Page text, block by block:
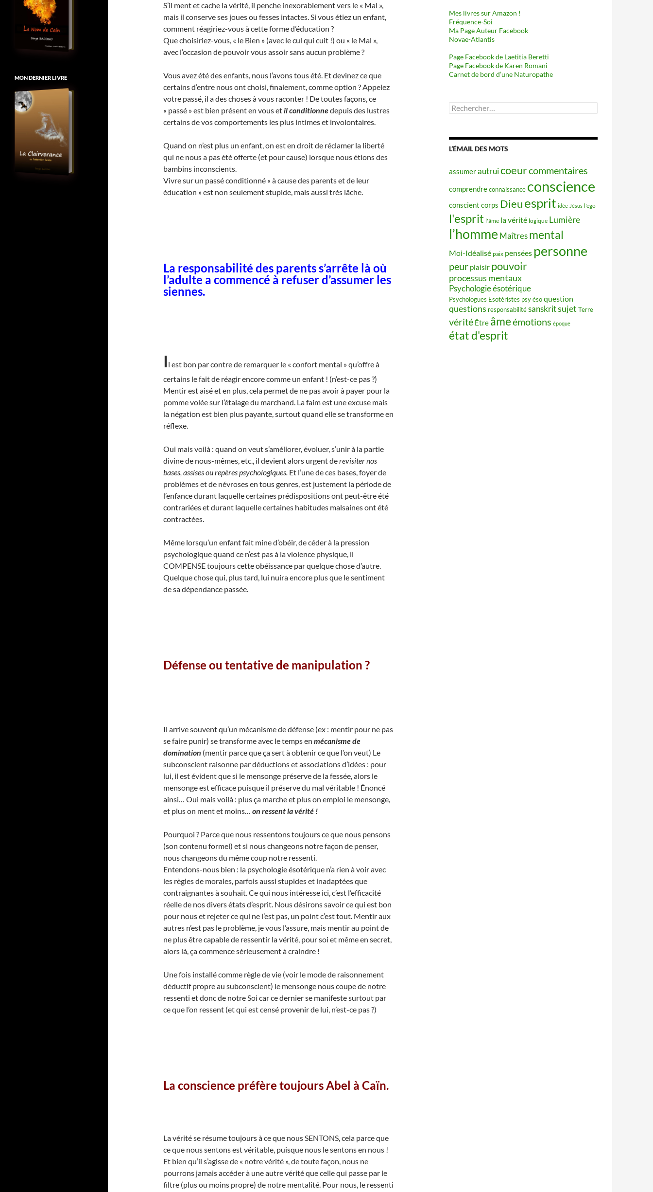
S’il ment et cache la vérité, il penche inexorablement vers le « Mal »,
mais il conserve ses joues ou fesses intactes. Si vous étiez un enfant,
comment réagiriez-vous à cette forme d’éducation ?
Que choisiriez-vous, « le Bien » (avec le cul qui cuit !) ou « le Mal »,
avec l’occasion de pouvoir vous assoir sans aucun problème ?
Vous avez été des enfants, nous l’avons tous été. Et devinez ce que
certains d’entre nous ont choisi, finalement, comme option ? Appelez
votre passé, il a des choses à vous raconter ! De toutes façons, ce
« passé » est bien présent en vous etil conditionnedepuis des lustres
certains de vos comportements les plus intimes et involontaires.
Quand on n’est plus un enfant, on est en droit de réclamer la liberté
qui ne nous a pas été offerte (et pour cause) lorsque nous étions des
bambins inconscients.
Vivre sur un passé conditionné « à cause des parents et de leur
éducation » est non seulement stupide, mais aussi très lâche.
La responsabilité des parents s’arrête là où
l’adulte a commencé à refuser d’assumer les
siennes.
Il est bon par contre de remarquer le « confort mental » qu’offre à
certains le fait de réagir encore comme un enfant ! (n’est-ce pas ?)
Mentir est aisé et en plus, cela permet de ne pas avoir à payer pour la
pomme volée sur l’étalage du marchand. La faim est une excuse mais
la négation est bien plus payante, surtout quand elle se transforme en
réflexe.
Oui mais voilà : quand on veut s’améliorer, évoluer, s’unir à la partie
divine de nous-mêmes, etc., il devient alors urgent derevisiter nos
bases, assises ou repères psychologiques. Et l’une de ces bases, foyer de
problèmes et de névroses en tous genres, est justement la période de
l’enfance durant laquelle certaines prédispositions ont peut-être été
contrariées et durant laquelle certaines habitudes malsaines ont été
contractées.
Même lorsqu’un enfant fait mine d’obéir, de céder à la pression
psychologique quand ce n’est pas à la violence physique, il
COMPENSE toujours cette obéissance par quelque chose d’autre.
Quelque chose qui, plus tard, lui nuira encore plus que le sentiment
de sa dépendance passée.
Défense ou tentative de manipulation ?
Il arrive souvent qu’un mécanisme de défense (ex : mentir pour ne pas
se faire punir) se transforme avec le temps en mécanisme de
domination (mentir parce que ça sert à obtenir ce que l’on veut) Le
subconscient raisonne par déductions et associations d’idées : pour
lui, il est évident que si le mensonge préserve de la fessée, alors le
mensonge est efficace puisque il préserve du mal véritable ! Énoncé
ainsi… Oui mais voilà : plus ça marche et plus on emploi le mensonge,
et plus on ment et moins… on ressent la vérité !
Pourquoi ? Parce que nous ressentons toujours ce que nous pensons
(son contenu formel) et si nous changeons notre façon de penser,
nous changeons du même coup notre ressenti.
Entendons-nous bien : la psychologie ésotérique n’a rien à voir avec
les règles de morales, parfois aussi stupides et inadaptées que
contraignantes à souhait. Ce qui nous intéresse ici, c’est l’efficacité
réelle de nos divers états d’esprit. Nous désirons savoir ce qui est bon
pour nous et rejeter ce qui ne l’est pas, un point c’est tout. Mentir aux
autres n’est pas le problème, je vous l’assure, mais mentir au point de
ne plus être capable de ressentir la vérité, pour soi et même en secret,
alors là, ça commence sérieusement à craindre !
Une fois installé comme règle de vie (voir le mode de raisonnement
déductif propre au subconscient) le mensonge nous coupe de notre
ressenti et donc de notre Soi car ce dernier se manifeste surtout par
ce que l’on ressent (et qui est censé provenir de lui, n’est-ce pas ?)
La conscience préfère toujours Abel à Caïn.
La vérité se résume toujours à ce que nous SENTONS, cela parce que
ce que nous sentons est véritable, puisque nous le sentons en nous !
Et bien qu’il s’agisse de « notre vérité », de toute façon, nous ne
pourrons jamais accéder à une autre vérité que celle qui passe par le
filtre (plus ou moins propre) de notre mentalité. Pour nous, le ressenti
Mes livres sur Amazon !
Fréquence-Soi
Ma Page Auteur Facebook
Novae-Atlantis
Page Facebook de Laetitia Beretti
Page Facebook de Karen Romani
Carnet de bord d’une Naturopathe
Rechercher :
L’ÉMAIL DES MOTS
assumerautruicoeurcommentaires
comprendreconnaissance conscience
conscient corps Dieuesprit idée Jésus l'ego
l'esprit l'âme la vérité logique Lumière
l’homme Maîtres mental
Moi-Idéalisé paix pensées personne
peur plaisir pouvoir
processus mentaux
Psychologie ésotérique
Psychologues Esotéristes psy ésoquestion
questions responsabilitésanskritsujet Terre
vérité Être âmeémotions époque
état d'esprit
MON DERNIER LIVRE